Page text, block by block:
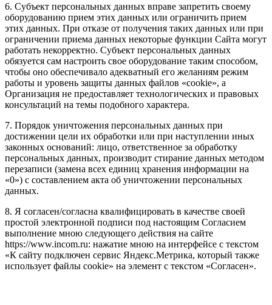
6. Субъект персональных данных вправе запретить своему
оборудованию прием этих данных или ограничить прием
этих данных. При отказе от получения таких данных или при
ограничении приема данных некоторые функции Сайта могут
работать некорректно. Субъект персональных данных
обязуется сам настроить свое оборудование таким способом,
чтобы оно обеспечивало адекватный его желаниям режим
работы и уровень защиты данных файлов «cookie», а
Организация не предоставляет технологических и правовых
консультаций на темы подобного характера.
7. Порядок уничтожения персональных данных при
достижении цели их обработки или при наступлении иных
законных оснований: лицо, ответственное за обработку
персональных данных, производит стирание данных методом
перезаписи (замена всех единиц хранения информации на
«0») с составлением акта об уничтожении персональных
данных.
8. Я согласен/согласна квалифицировать в качестве своей
простой электронной подписи под настоящим Согласием
выполнение мною следующего действия на сайте
https://www.incom.ru: нажатие мною на интерфейсе с текстом
«К сайту подключен сервис Яндекс.Метрика, который также
использует файлы cookie» на элемент с текстом «Согласен».